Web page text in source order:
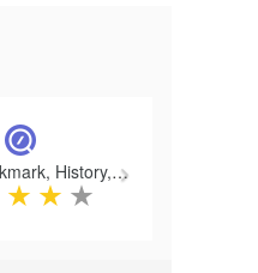
Omni - Bookmark, History, & Tab Manager
★ ★ ★